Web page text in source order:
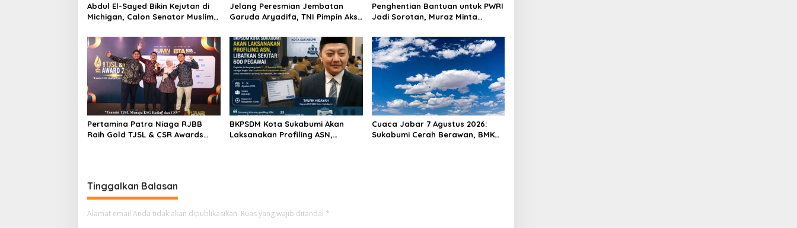
Abdul El-Sayed Bikin Kejutan di
Michigan, Calon Senator Muslim
Jelang Peresmian Jembatan
Garuda Aryadifa, TNI Pimpin Aksi
Penghentian Bantuan untuk PWRI
Jadi Sorotan, Muraz Minta
kepada Pensiunan ASN
Pertamina Patra Niaga RJBB
Raih Gold TJSL & CSR Awards
BKPSDM Kota Sukabumi Akan
Laksanakan Profiling ASN,
Cuaca Jabar 7 Agustus 2026:
Sukabumi Cerah Berawan, BMKG
Tinggalkan Balasan
Alamat email Anda tidak akan dipublikasikan. Ruas yang wajib ditandai *